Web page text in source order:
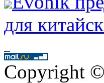
для
Copyright